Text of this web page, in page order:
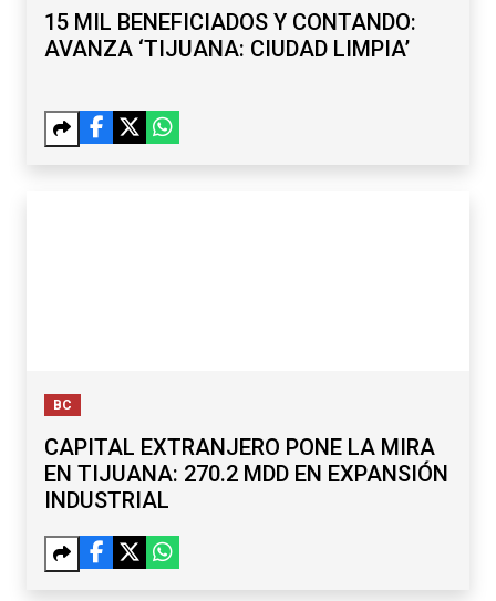
15 MIL BENEFICIADOS Y CONTANDO:
AVANZA ‘TIJUANA: CIUDAD LIMPIA’
BC
CAPITAL EXTRANJERO PONE LA MIRA
EN TIJUANA: 270.2 MDD EN EXPANSIÓN
INDUSTRIAL